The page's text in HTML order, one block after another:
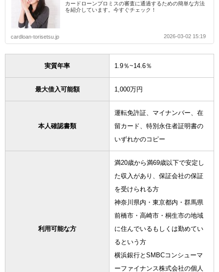
カードローンプロミスの審査に通過するための簡単な方法
を紹介しています。今すぐチェック！
cardloan-torisetsu.jp 2026-03-02 15:19
実質年率 1.9％~14.6％
最大借入可能額 1,000万円
本人確認書類
運転免許証、マイナンバー、在
留カード、特別永住者証明書の
いずれかのコピー
利用可能な方
満20歳から満69歳以下で安定し
た収入があり、保証会社の保証
を受けられる方
神奈川県内・東京都内・群馬県
前橋市・高崎市・桐生市の地域
に住んでいるもしくは勤めてい
るという方
横浜銀行とSMBCコンシューマ
ーファイナンス株式会社の個人